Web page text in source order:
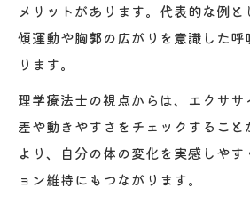
メリットがあります。代表的な例
傾運動や胸郭の広がりを意識した呼
ります。
理学療法士の視点からは、エクサ
差や動きやすさをチェックするこ
より、自分の体の変化を実感しや
ョン維持にもつながります。